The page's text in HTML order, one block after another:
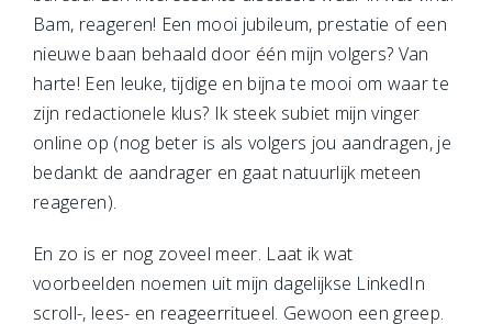
Bam, reageren! Een mooi jubileum, prestatie of een
nieuwe baan behaald door één mijn volgers? Van
harte! Een leuke, tijdige en bijna te mooi om waar te
zijn redactionele klus? Ik steek subiet mijn vinger
online op (nog beter is als volgers jou aandragen, je
bedankt de aandrager en gaat natuurlijk meteen
reageren).
En zo is er nog zoveel meer. Laat ik wat
voorbeelden noemen uit mijn dagelijkse LinkedIn
scroll-, lees- en reageerritueel. Gewoon een greep.